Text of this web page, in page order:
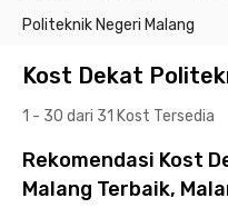
Politeknik Negeri Malang
Kost Dekat
1 - 30 dari 31 Kost Tersedia
Rekomendasi Kost
Malang Terbaik,